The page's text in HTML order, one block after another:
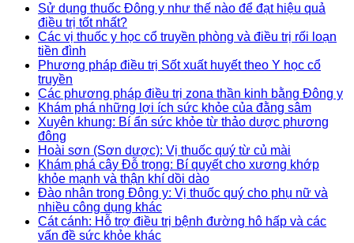
Sử dụng thuốc Đông y như thế nào để đạt hiệu quả
điều trị tốt nhất?
Các vị thuốc y học cổ truyền phòng và điều trị rối loạn
tiền đình
Phương pháp điều trị Sốt xuất huyết theo Y học cổ
truyền
Các phương pháp điều trị zona thần kinh bằng Đông y
Khám phá những lợi ích sức khỏe của đằng sâm
Xuyên khung: Bí ẩn sức khỏe từ thảo dược phương
đông
Hoài sơn (Sơn dược): Vị thuốc quý từ củ mài
Khám phá cây Đỗ trọng: Bí quyết cho xương khớp
khỏe mạnh và thận khí dồi dào
Đào nhân trong Đông y: Vị thuốc quý cho phụ nữ và
nhiều công dụng khác
Cát cánh: Hỗ trợ điều trị bệnh đường hô hấp và các
vấn đề sức khỏe khác